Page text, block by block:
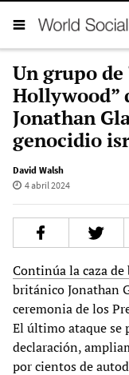
Un grupo
Hollywood”
Jonathan
genocidio
David Walsh
4 abril 2024
Continúa la caza de
británico Jonathan
ceremonia de los
El último ataque se
declaración,
por cientos de